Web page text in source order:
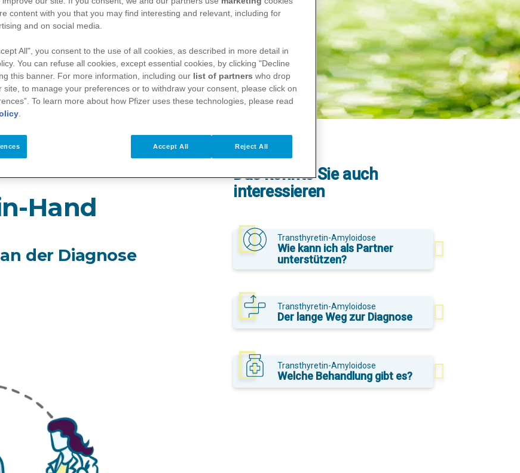
Hand
der Diagnose
Das könnte Sie auch
interessieren
Transthyretin-Amyloidose
Wie kann ich als Partner
unterstützen?
Transthyretin-Amyloidose
Der lange Weg zur Diagnose
Transthyretin-Amyloidose
Welche Behandlung gibt es?
content with you that you may find interesting and relevant, including for
and on social media.
All", you consent to the use of all cookies, as described in more detail in
You can refuse all cookies, except essential cookies, by clicking "Decline
this banner. For more information, including our list of partners who drop
site, to manage your preferences or to withdraw your consent, please click on
To learn more about how Pfizer uses these technologies, please read
.
Reject All
Accept All